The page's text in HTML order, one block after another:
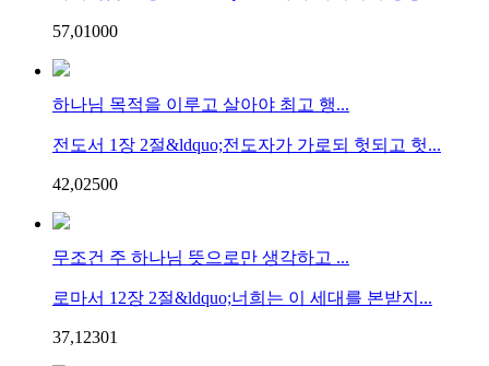
57,01000
하나님 목적을 이루고 살아야 최고 행...
전도서 1장 2절&ldquo;전도자가 가로되 헛되고 헛...
42,02500
무조건 주 하나님 뜻으로만 생각하고 ...
로마서 12장 2절&ldquo;너희는 이 세대를 본받지...
37,12301